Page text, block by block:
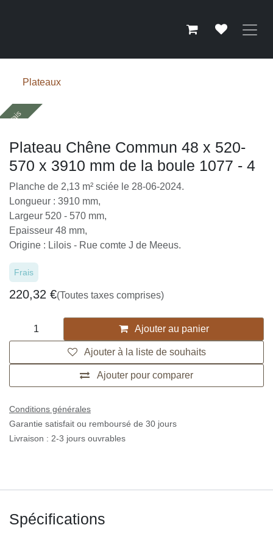
Plateaux
Frais
Plateau Chêne Commun 48 x 520-570 x 3910 mm
de la boule 1077 - 4
Planche de 2,13 m² sciée le 28-06-2024.
Longueur : 3910 mm,
Largeur 520 - 570 mm,
Epaisseur 48 mm,
Origine : Lilois - Rue comte J de Meeus.
Frais
220,32€(Toutes taxes comprises)
Ajouter au panier
Ajouter pour comparer
Ajouter à la liste de souhaits
Conditions générales
Garantie satisfait ou remboursé de 30 jours
Livraison : 2-3 jours ouvrables
Spécifications